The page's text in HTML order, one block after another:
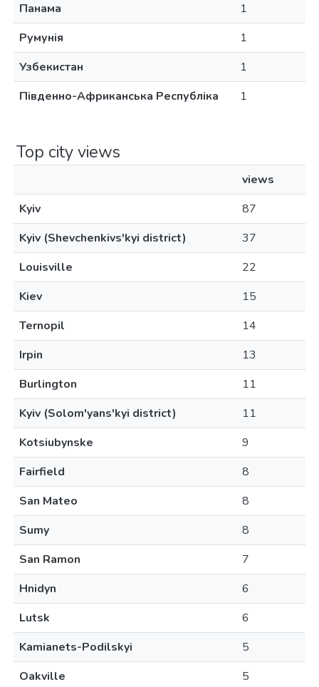
Панама
1
Румунія
1
Узбекистан
1
Південно-Африканська Республіка
1
Top city views
views
Kyiv
87
Kyiv (Shevchenkivs'kyi district)
37
Louisville
22
Kiev
15
Ternopil
14
Irpin
13
Burlington
11
Kyiv (Solom'yans'kyi district)
11
Kotsiubynske
9
Fairfield
8
San Mateo
8
Sumy
8
San Ramon
7
Hnidyn
6
Lutsk
6
Kamianets-Podilskyi
5
Oakville
5